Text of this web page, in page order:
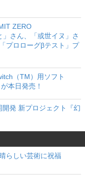
ZERO
さん、「或世イヌ」さ
プロローグβテスト」プ
（TM）用ソフト
本日発売！
発 新プロジェクト『幻
らしい芸術に祝福